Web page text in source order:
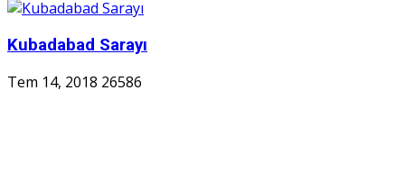
Kubadabad Sarayı
Tem 14, 2018 26586